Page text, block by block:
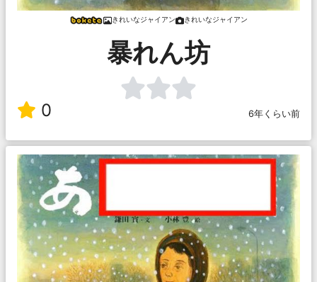
きれいなジャイアン きれいなジャイアン
暴れん坊
0 6年くらい前